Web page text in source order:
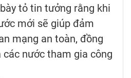
tỏ tin tưởng rằng khi
mới sẽ giúp đảm
mạng an toàn, đồng
nước tham gia công